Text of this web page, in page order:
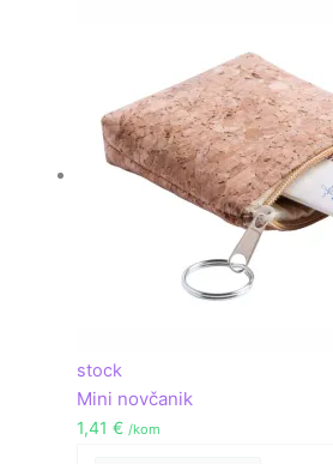
stock
Mini novčanik
1,41 € /kom